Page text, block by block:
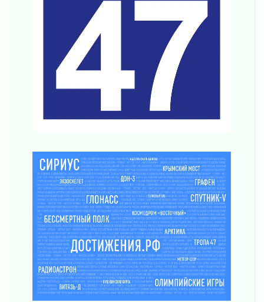
Юхла, мука, кантеле и Водяной
Лето катится с горки
01 августа 2026
В Ленобласти открылась экспозиция к 150-
летию Билибина
Лето без гаджетов
01 августа 2026
Безмолвный крик о помощи
01 августа 2026
В музей всей семьёй
01 августа 2026
Без заявлений и очередей
01 августа 2026
Не женское это дело...уверены?
01 августа 2026
Все силы в кулак